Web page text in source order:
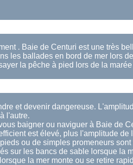
. Baie de Centuri est une très
les ballades en bord de mer lors
la pêche à pied lors de la
et devenir dangereuse.
l'autre.
baigner ou naviguer à Baie de
est élevé, plus l'amplitude de
ou de simples promeneurs
sur les bancs de sable lorsque la
la mer monte ou se retire